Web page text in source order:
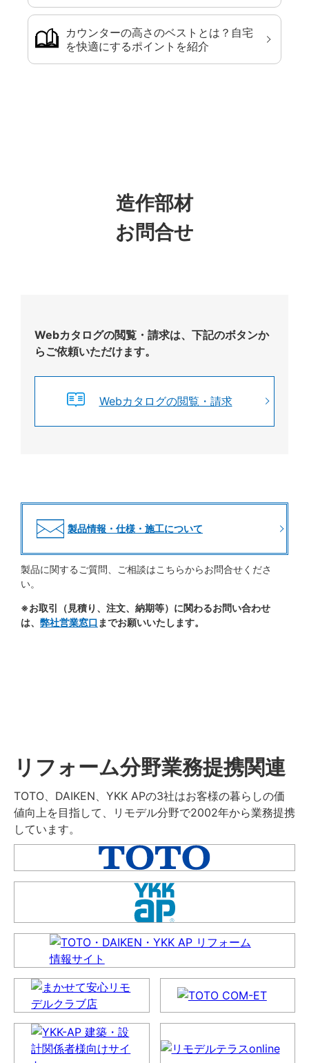
カウンターの高さのベストとは？自宅
を快適にするポイントを紹介
造作部材
お問合せ
Webカタログの閲覧・請求は、下記のボタンか
らご依頼いただけます。
Webカタログの閲覧・請求
製品情報・仕様・施工について
製品に関するご質問、ご相談はこちらからお問合せくださ
い。
※お取引（見積り、注文、納期等）に関わるお問い合わせ
は、 弊社営業窓口 までお願いいたします。
リフォーム分野業務提携関連
TOTO、DAIKEN、YKK APの3社はお客様の暮らしの価
値向上を目指して、リモデル分野で2002年から業務提携
しています。